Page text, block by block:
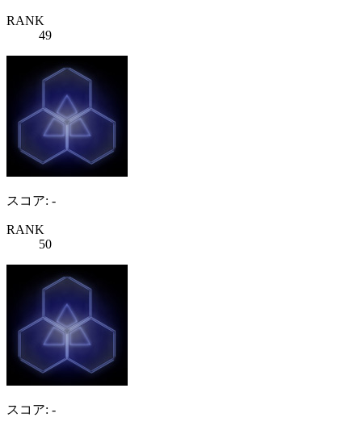
RANK
49
スコア: -
RANK
50
スコア: -